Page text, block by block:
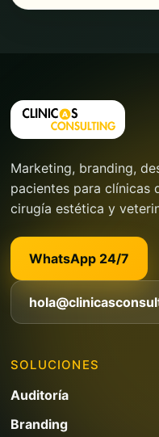
Marketing, branding,
pacientes para clínicas
cirugía estética y
WhatsApp 24/7
SOLUCIONES
Auditoría
Branding